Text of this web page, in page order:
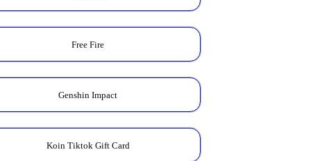
Free Fire
Genshin Impact
Koin Tiktok Gift Card